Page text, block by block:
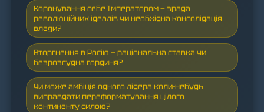
Коронування себе Імператором — зрада
революційних ідеалів чи необхідна консолідація
влади?
Вторгнення в Росію — раціональна ставка чи
безрозсудна гординя?
Чи може амбіція одного лідера коли-небудь
виправдати переформатування цілого
континенту силою?